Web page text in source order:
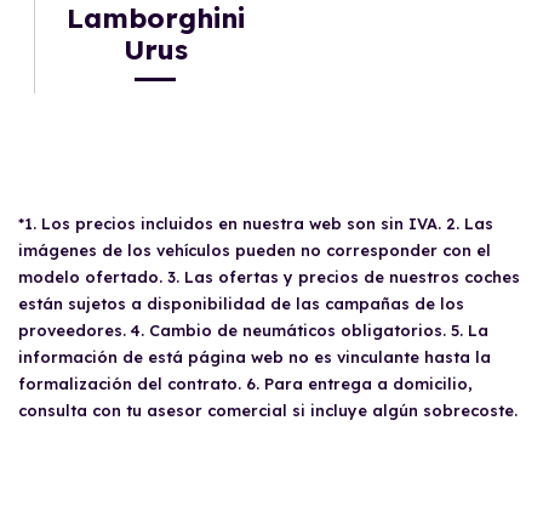
Lamborghini
Urus
*1. Los precios incluidos en nuestra web son sin IVA. 2. Las
imágenes de los vehículos pueden no corresponder con el
modelo ofertado. 3. Las ofertas y precios de nuestros coches
están sujetos a disponibilidad de las campañas de los
proveedores. 4. Cambio de neumáticos obligatorios. 5. La
información de está página web no es vinculante hasta la
formalización del contrato. 6. Para entrega a domicilio,
consulta con tu asesor comercial si incluye algún sobrecoste.